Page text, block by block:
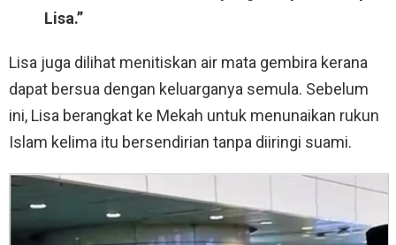
Lisa.”
Lisa juga dilihat menitiskan air mata gembira kerana
dapat bersua dengan keluarganya semula. Sebelum
ini, Lisa berangkat ke Mekah untuk menunaikan rukun
Islam kelima itu bersendirian tanpa diiringi suami.